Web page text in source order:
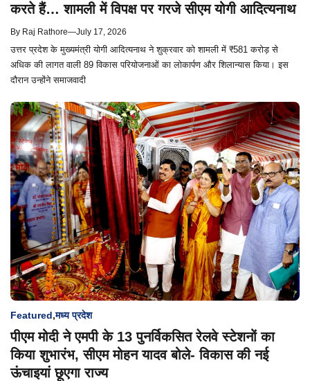
करते हैं… शामली में विपक्ष पर गरजे सीएम योगी आदित्यनाथ
By Raj Rathore—July 17, 2026
उत्तर प्रदेश के मुख्यमंत्री योगी आदित्यनाथ ने शुक्रवार को शामली में ₹581 करोड़ से
अधिक की लागत वाली 89 विकास परियोजनाओं का लोकार्पण और शिलान्यास किया। इस
दौरान उन्होंने समाजवादी
Featured,मध्य प्रदेश
पीएम मोदी ने एमपी के 13 पुनर्विकसित रेलवे स्टेशनों का
किया शुभारंभ, सीएम मोहन यादव बोले- विकास की नई
ऊंचाइयां छूएगा राज्य